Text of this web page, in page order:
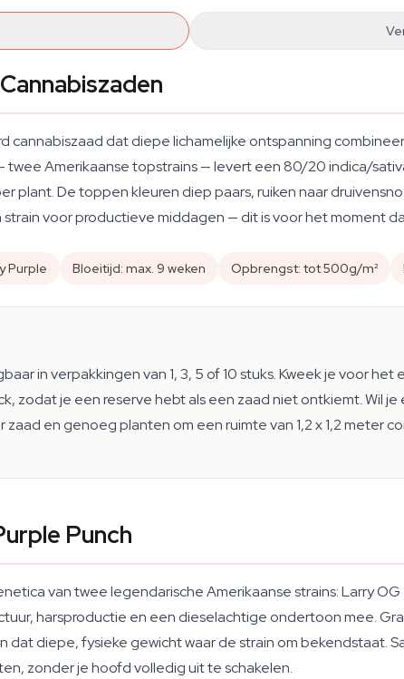
dat diepe lichamelijke ontspanning
twee Amerikaanse topstrains — levert een 80/20 indica/
plant. De toppen kleuren diep paars, ruiken naar
strain voor productieve middagen — dit is voor het moment
Purple Bloeitijd: max. 9 weken Opbrengst: tot 500g/m²
in verpakkingen van 1, 3, 5 of 10 stuks. Kweek je voor het
je een reserve hebt als een zaad niet ontkiemt. Wil je
en genoeg planten om een ruimte van 1,2 x 1,2 meter
Punch
van twee legendarische Amerikaanse strains: Larry OG
harsproductie en een dieselachtige ondertoon mee.
diepe, fysieke gewicht waar de strain om bekendstaat.
zonder je hoofd volledig uit te schakelen.